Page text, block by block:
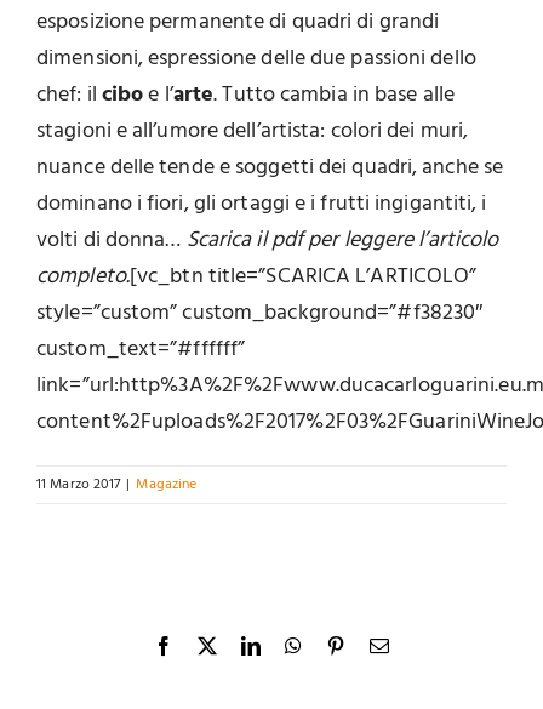
esposizione permanente di quadri di grandi
dimensioni, espressione delle due passioni dello
chef: ilciboe l’arte. Tutto cambia in base alle
stagioni e all’umore dell’artista: colori dei muri,
nuance delle tende e soggetti dei quadri, anche se
dominano i fiori, gli ortaggi e i frutti ingigantiti, i
volti di donna… Scarica il pdf per leggere l’articolo
completo.[vc_btn title=”SCARICA L’ARTICOLO”
style=”custom” custom_background=”#f38230″
custom_text=”#ffffff”
11 Marzo 2017 | Magazine
Facebook
X LinkedInWhatsApp
PinterestEmail